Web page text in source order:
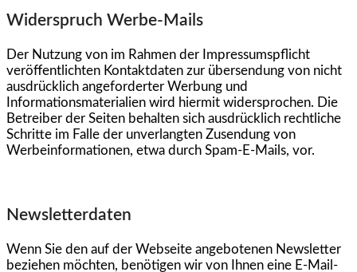
Widerspruch Werbe-Mails
Der Nutzung von im Rahmen der Impressumspflicht
veröffentlichten Kontaktdaten zur übersendung von nicht
ausdrücklich angeforderter Werbung und
Informationsmaterialien wird hiermit widersprochen. Die
Betreiber der Seiten behalten sich ausdrücklich rechtliche
Schritte im Falle der unverlangten Zusendung von
Werbeinformationen, etwa durch Spam-E-Mails, vor.
Newsletterdaten
Wenn Sie den auf der Webseite angebotenen Newsletter
beziehen möchten, benötigen wir von Ihnen eine E-Mail-